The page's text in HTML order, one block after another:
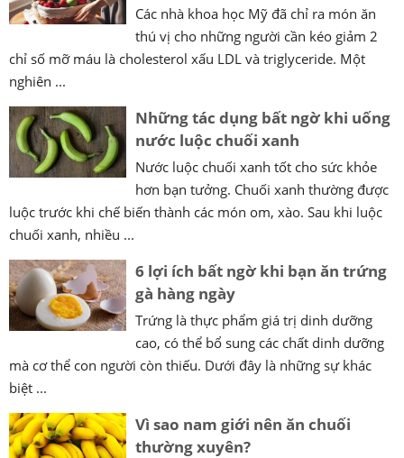
Các nhà khoa học Mỹ đã chỉ ra món ăn
thú vị cho những người cần kéo giảm 2
chỉ số mỡ máu là cholesterol xấu LDL và triglyceride. Một
nghiên ...
Những tác dụng bất ngờ khi uống
nước luộc chuối xanh
Nước luộc chuối xanh tốt cho sức khỏe
hơn bạn tưởng. Chuối xanh thường được
luộc trước khi chế biến thành các món om, xào. Sau khi luộc
chuối xanh, nhiều ...
6 lợi ích bất ngờ khi bạn ăn trứng
gà hàng ngày
Trứng là thực phẩm giá trị dinh dưỡng
cao, có thể bổ sung các chất dinh dưỡng
mà cơ thể con người còn thiếu. Dưới đây là những sự khác
biệt ...
Vì sao nam giới nên ăn chuối
thường xuyên?